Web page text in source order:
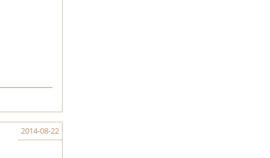
2014-08-22